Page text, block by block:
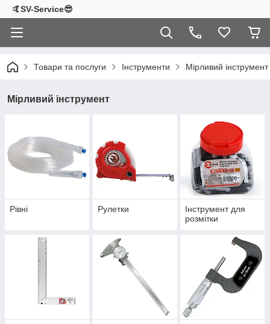
🤙SV-Service😎
Товари та послуги Інструменти Мірливий інструмент
Мірливий інструмент
Рівні Рулетки
Інструмент для
розмітки